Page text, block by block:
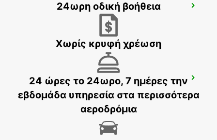
AGADIR AIRPORT
CASABLANCA AIRPORT
CASABLANCA - MOROCCO
24ωρη οδική βοήθεια
Χωρίς κρυφή χρέωση
24 ώρες το 24ωρο, 7 ημέρες την
εβδομάδα υπηρεσία στα περισσότερα
αεροδρόμια